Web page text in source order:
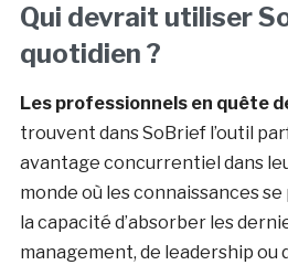
Qui devrait utiliser
quotidien ?
Les professionnels en quête
trouvent dans SoBrief l’outil
avantage concurrentiel dans
monde où les connaissances
la capacité d’absorber les
management, de leadership ou